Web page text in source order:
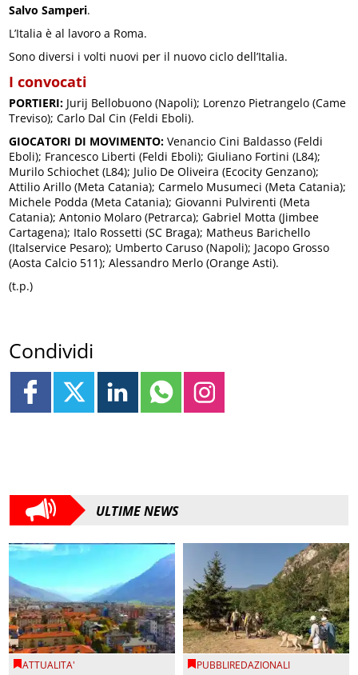
Salvo Samperi.
L’Italia è al lavoro a Roma.
Sono diversi i volti nuovi per il nuovo ciclo dell’Italia.
I convocati
PORTIERI: Jurij Bellobuono (Napoli); Lorenzo Pietrangelo (Came
Treviso); Carlo Dal Cin (Feldi Eboli).
GIOCATORI DI MOVIMENTO: Venancio Cini Baldasso (Feldi
Eboli); Francesco Liberti (Feldi Eboli); Giuliano Fortini (L84);
Murilo Schiochet (L84); Julio De Oliveira (Ecocity Genzano);
Attilio Arillo (Meta Catania); Carmelo Musumeci (Meta Catania);
Michele Podda (Meta Catania); Giovanni Pulvirenti (Meta
Catania); Antonio Molaro (Petrarca); Gabriel Motta (Jimbee
Cartagena); Italo Rossetti (SC Braga); Matheus Barichello
(Italservice Pesaro); Umberto Caruso (Napoli); Jacopo Grosso
(Aosta Calcio 511); Alessandro Merlo (Orange Asti).
(t.p.)
Condividi
ULTIME NEWS
ATTUALITA' PUBBLIREDAZIONALI